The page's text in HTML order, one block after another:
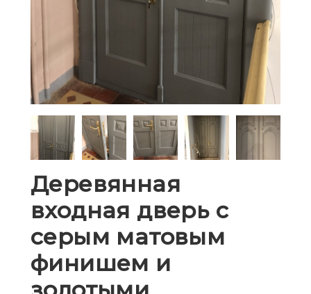
Деревянная
входная дверь с
серым матовым
финишем и